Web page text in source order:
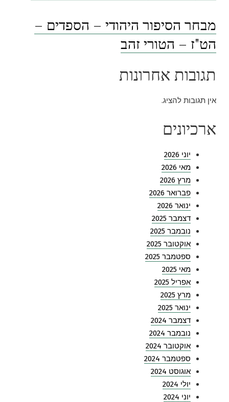
מבחר הסיפור היהודי – הספדים –
הט"ז – הטורי זהב
תגובות אחרונות
אין תגובות להציג.
ארכיונים
יוני 2026
מאי 2026
מרץ 2026
פברואר 2026
ינואר 2026
דצמבר 2025
נובמבר 2025
אוקטובר 2025
ספטמבר 2025
מאי 2025
אפריל 2025
מרץ 2025
ינואר 2025
דצמבר 2024
נובמבר 2024
אוקטובר 2024
ספטמבר 2024
אוגוסט 2024
יולי 2024
יוני 2024